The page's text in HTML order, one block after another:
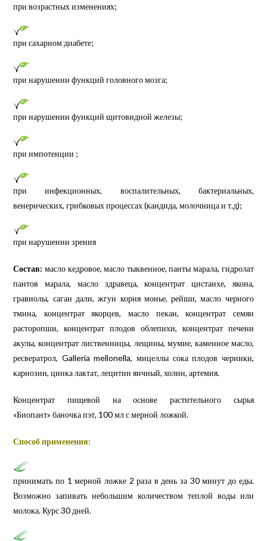
при возрастных изменениях;
при сахарном диабете;
при нарушении функций головного мозга;
при нарушении функций щитовидной железы;
при импотенции ;
при инфекционных, воспалительных, бактериальных,
венерических, грибковых процессах (кандида, молочница и т.д);
при нарушении зрения
Состав: масло кедровое, масло тыквенное, панты марала, гидролат
пантов марала, масло здравеца, концентрат цистанхе, якона,
гравиолы, саган дали, жгун корня монье, рейши, масло черного
тмина, концентрат якорцев, масло пекан, концентрат семян
расторопши, концентрат плодов облепихи, концентрат печени
акулы, концентрат лиственницы, лещины, мумие, каменное масло,
ресвератрол, Galleria mellonella, мицеллы сока плодов черники,
карнозин, цинка лактат, лецитин яичный, холин, артемия.
Концентрат пищевой на основе растительного сырья
«Биопант»баночка пэт, 100 мл с мерной ложкой.
Способ применения:
принимать по 1 мерной ложке 2 раза в день за 30 минут до еды.
Возможно запивать небольшим количеством теплой воды или
молока. Курс 30 дней.